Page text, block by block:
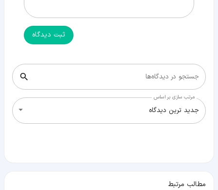
ثبت دیدگاه
جستجو در دیدگاه‌ها
مرتب سازی بر اساس
جدید ترین دیدگاه
مطالب مرتبط